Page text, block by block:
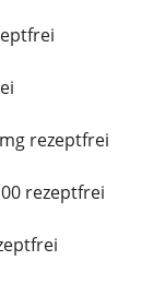
rezeptfrei
rezeptfrei